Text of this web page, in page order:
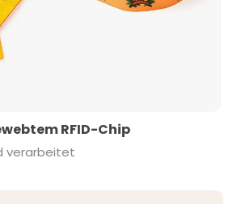
RFID-Chip
verarbeitet